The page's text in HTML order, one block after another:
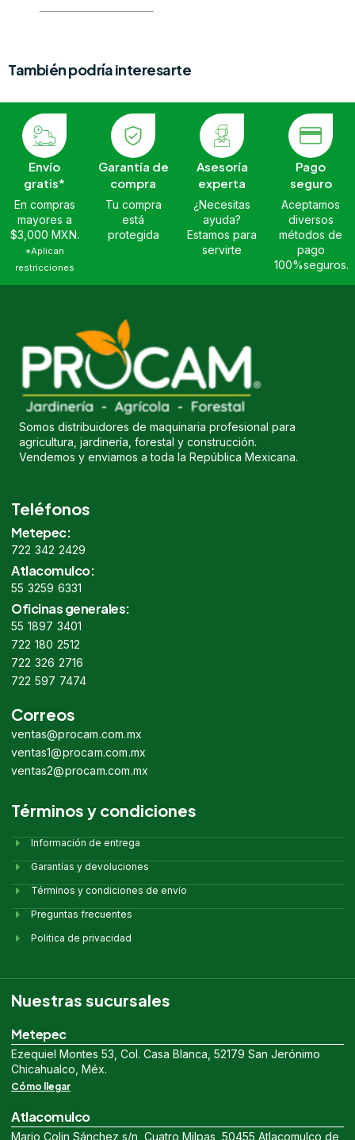
También podría interesarte
Envío
gratis*
En compras
mayores a
$3,000 MXN.
*Aplican
restricciones
Garantía de
compra
Tu compra
está
protegida
Asesoría
experta
¿Necesitas
ayuda?
Estamos para
servirte
Pago
seguro
Aceptamos
diversos
métodos de
pago
100%seguros.
Somos distribuidores de maquinaria profesional para
agricultura, jardinería, forestal y construcción.
Vendemos y enviamos a toda la República Mexicana.
Teléfonos
Metepec:
722 342 2429
Atlacomulco:
55 3259 6331
Oficinas generales:
55 1897 3401
722 180 2512
722 326 2716
722 597 7474
Correos
ventas@procam.com.mx
ventas1@procam.com.mx
ventas2@procam.com.mx
Términos y condiciones
Información de entrega
Garantías y devoluciones
Términos y condiciones de envío
Preguntas frecuentes
Politica de privacidad
Nuestras sucursales
Metepec
Ezequiel Montes 53, Col. Casa Blanca, 52179 San Jerónimo
Chicahualco, Méx.
Cómo llegar
Atlacomulco
Mario Colin Sánchez s/n, Cuatro Milpas, 50455 Atlacomulco de